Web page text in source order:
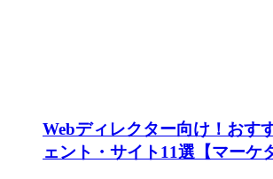
Webディレクター向け！おす
ェント・サイト11選【マーケ